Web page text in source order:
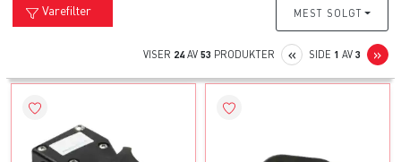
Varefilter MEST SOLGT
VISER 24AV 53 PRODUKTER «PREVIOUS
SIDE 1 AV 3 »